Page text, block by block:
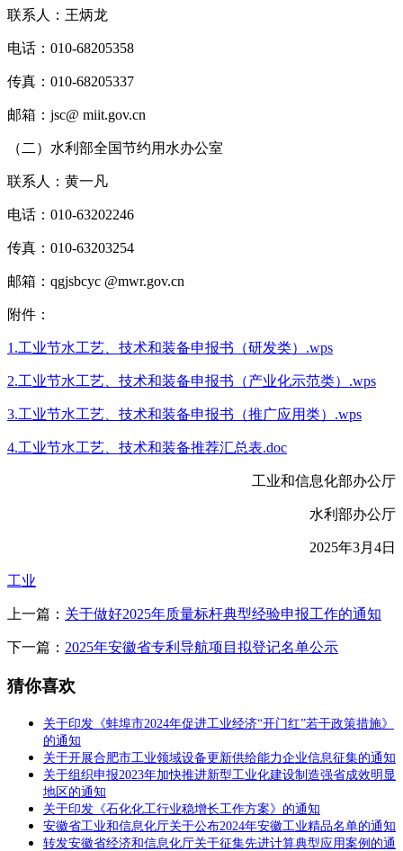
联系人：王炳龙
电话：010-68205358
传真：010-68205337
邮箱：jsc@ miit.gov.cn
（二）水利部全国节约用水办公室
联系人：黄一凡
电话：010-63202246
传真：010-63203254
邮箱：qgjsbcyc @mwr.gov.cn
附件：
1.工业节水工艺、技术和装备申报书（研发类）.wps
2.工业节水工艺、技术和装备申报书（产业化示范类）.wps
3.工业节水工艺、技术和装备申报书（推广应用类）.wps
4.工业节水工艺、技术和装备推荐汇总表.doc
工业和信息化部办公厅
水利部办公厅
2025年3月4日
工业
上一篇： 关于做好2025年质量标杆典型经验申报工作的通知
下一篇： 2025年安徽省专利导航项目拟登记名单公示
猜你喜欢
关于印发《蚌埠市2024年促进工业经济“开门红”若干政策措施》
的通知
关于开展合肥市工业领域设备更新供给能力企业信息征集的通知
关于组织申报2023年加快推进新型工业化建设制造强省成效明显
地区的通知
关于印发《石化化工行业稳增长工作方案》的通知
安徽省工业和信息化厅关于公布2024年安徽工业精品名单的通知
转发安徽省经济和信息化厅关于征集先进计算典型应用案例的通